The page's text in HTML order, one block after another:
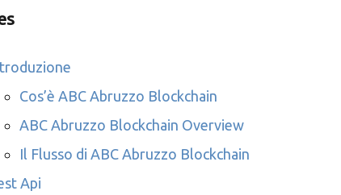
Cos’è ABC Abruzzo Blockchain
ABC Abruzzo Blockchain Overview
Il Flusso di ABC Abruzzo Blockchain
Api